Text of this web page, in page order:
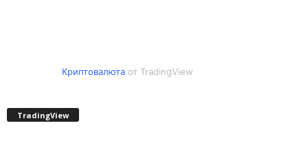
Криптовалютаот TradingView
TradingView